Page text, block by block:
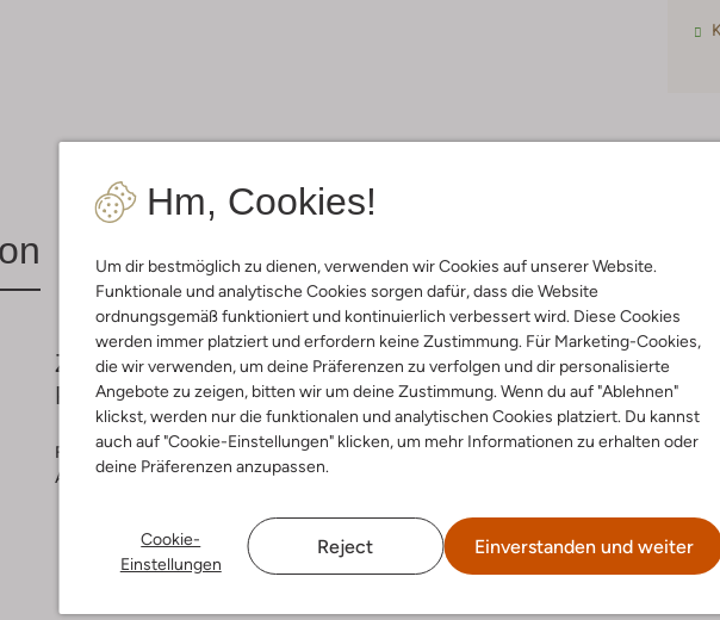
Hm, Cookies!
Um dir bestmöglich zu dienen, verwenden wir Cookies auf unserer Website.
Funktionale und analytische Cookies sorgen dafür, dass die Website
ordnungsgemäß funktioniert und kontinuierlich verbessert wird. Diese Cookies
werden immer platziert und erfordern keine Zustimmung. Für Marketing-Cookies,
die wir verwenden, um deine Präferenzen zu verfolgen und dir personalisierte
Angebote zu zeigen, bitten wir um deine Zustimmung. Wenn du auf "Ablehnen"
klickst, werden nur die funktionalen und analytischen Cookies platziert. Du kannst
auch auf "Cookie-Einstellungen" klicken, um mehr Informationen zu erhalten oder
deine Präferenzen anzupassen.
Cookie-
Einstellungen
Reject Einverstanden und weiter
Lieferung & Rückgabe
Zusammensetzung &
Passform
Farbe :Schwarz
Außenmaterial: Acryl